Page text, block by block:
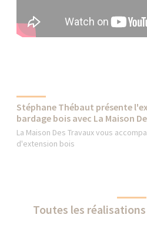
Stéphane Thébaut présente
bardage bois avec La Maison
La Maison Des Travaux vous
d'extension bois
Toutes les